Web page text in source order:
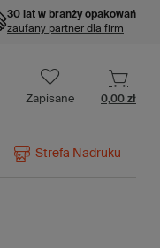
30 lat w branży opakowań
zaufany partner dla firm
Zapisane 0,00 zł
Strefa Nadruku